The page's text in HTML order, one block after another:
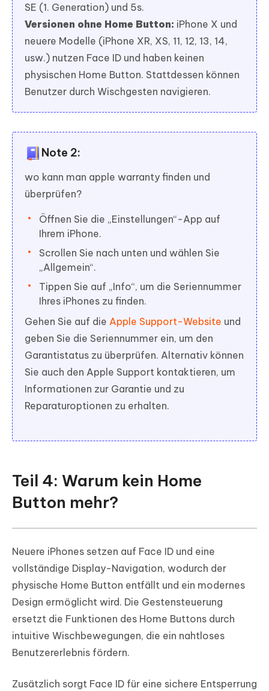
SE (1. Generation) und 5s.
Versionen ohne Home Button: iPhone X und
neuere Modelle (iPhone XR, XS, 11, 12, 13, 14,
usw.) nutzen Face ID und haben keinen
physischen Home Button. Stattdessen können
Benutzer durch Wischgesten navigieren.
Note 2:
wo kann man apple warranty finden und
überprüfen?
Öffnen Sie die „Einstellungen“-App auf
Ihrem iPhone.
Scrollen Sie nach unten und wählen Sie
„Allgemein“.
Tippen Sie auf „Info“, um die Seriennummer
Ihres iPhones zu finden.
Gehen Sie auf die Apple Support-Website und
geben Sie die Seriennummer ein, um den
Garantistatus zu überprüfen. Alternativ können
Sie auch den Apple Support kontaktieren, um
Informationen zur Garantie und zu
Reparaturoptionen zu erhalten.
Teil 4: Warum kein Home
Button mehr?
Neuere iPhones setzen auf Face ID und eine
vollständige Display-Navigation, wodurch der
physische Home Button entfällt und ein modernes
Design ermöglicht wird. Die Gestensteuerung
ersetzt die Funktionen des Home Buttons durch
intuitive Wischbewegungen, die ein nahtloses
Benutzererlebnis fördern.
Zusätzlich sorgt Face ID für eine sichere Entsperrung